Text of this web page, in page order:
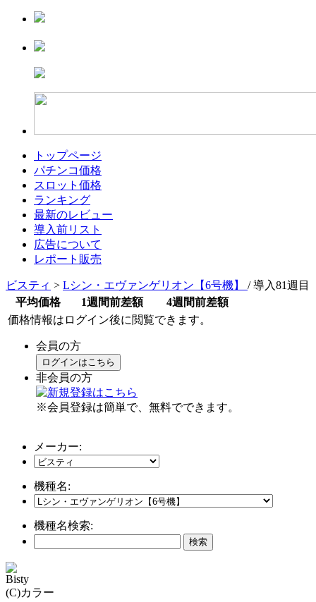
トップページ
パチンコ価格
スロット価格
ランキング
最新のレビュー
導入前リスト
広告について
レポート販売
ビスティ > Lシン・エヴァンゲリオン【6号機】 / 導入81週目
平均価格
1週間前差額
4週間前差額
価格情報はログイン後に閲覧できます。
会員の方
ログインはこちら
非会員の方
※会員登録は簡単で、無料でできます。
メーカー:
機種名:
機種名検索:
Bisty
(C)カラー